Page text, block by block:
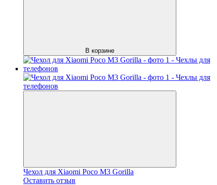
В корзине
Чехол для Xiaomi Poco M3 Gorilla
Оставить отзыв